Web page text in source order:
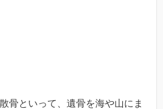
骨といって、遺骨を海や山にま